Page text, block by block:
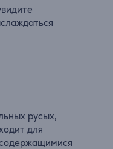
русых,
для